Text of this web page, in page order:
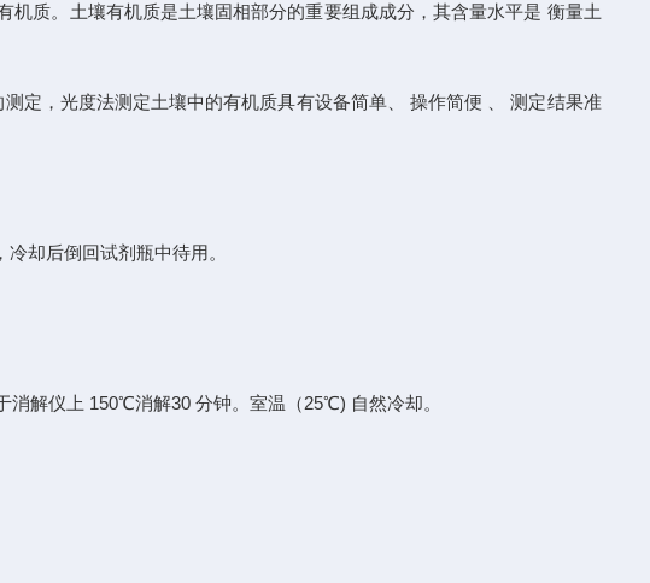
质。土壤有机质是土壤固相部分的重要组成成分，其含量水平是 衡量土
定，光度法测定土壤中的有机质具有设备简单、 操作简便 、 测定结果准
却后倒回试剂瓶中待用。
解仪上 150℃消解30 分钟。室温（25℃) 自然冷却。